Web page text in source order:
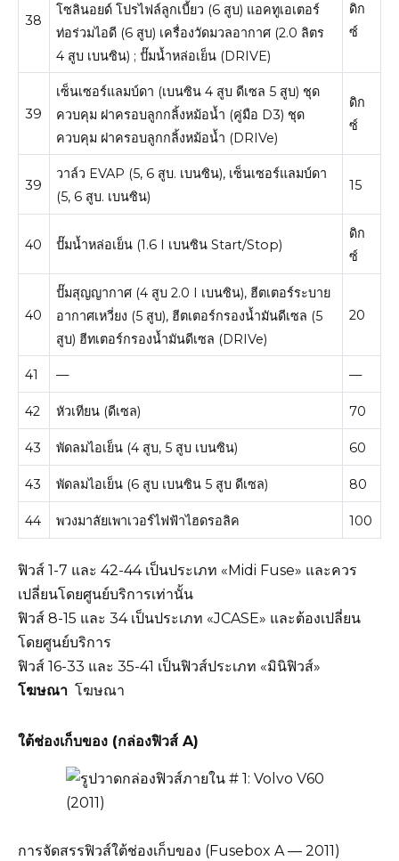
38
โซลินอยด์ โปรไฟล์ลูกเบี้ยว (6 สูบ) แอคทูเอเตอร์
ท่อร่วมไอดี (6 สูบ) เครื่องวัดมวลอากาศ (2.0 ลิตร
4 สูบ เบนซิน) ;ปั๊มน้ำหล่อเย็น (DRIVE)
ดิก
ซ์
39
เซ็นเซอร์แลมบ์ดา (เบนซิน 4 สูบ ดีเซล 5 สูบ) ชุด
ควบคุม ฝาครอบลูกกลิ้งหม้อน้ำ (คู่มือ D3) ชุด
ควบคุม ฝาครอบลูกกลิ้งหม้อน้ำ (DRIVe)
ดิก
ซ์
39
วาล์ว EVAP (5, 6 สูบ. เบนซิน), เซ็นเซอร์แลมบ์ดา
(5, 6 สูบ. เบนซิน)
15
40 ปั๊มน้ำหล่อเย็น (1.6 I เบนซิน Start/Stop)
ดิก
ซ์
40
ปั๊มสุญญากาศ (4 สูบ 2.0 I เบนซิน), ฮีตเตอร์ระบาย
อากาศเหวี่ยง (5 สูบ), ฮีตเตอร์กรองน้ำมันดีเซล (5
สูบ) ฮีทเตอร์กรองน้ำมันดีเซล (DRIVe)
20
41 — —
42 หัวเทียน (ดีเซล) 70
43 พัดลมไอเย็น (4 สูบ, 5 สูบ เบนซิน) 60
43 พัดลมไอเย็น (6 สูบ เบนซิน 5 สูบ ดีเซล) 80
44 พวงมาลัยเพาเวอร์ไฟฟ้าไฮดรอลิค 100
ฟิวส์ 1-7 และ 42-44 เป็นประเภท «Midi Fuse» และควร
เปลี่ยนโดยศูนย์บริการเท่านั้น
ฟิวส์ 8-15 และ 34 เป็นประเภท «JCASE» และต้องเปลี่ยน
โดยศูนย์บริการ
ฟิวส์ 16-33 และ 35-41 เป็นฟิวส์ประเภท «มินิฟิวส์»
โฆษณา โฆษณา
ใต้ช่องเก็บของ (กล่องฟิวส์ A)
การจัดสรรฟิวส์ใต้ช่องเก็บของ (Fusebox A — 2011)